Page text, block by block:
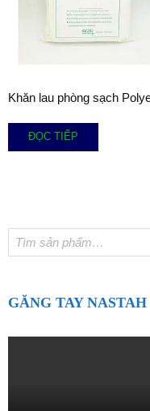
Khăn lau phòng sạch
ĐỌC TIẾP
Tìm
kiếm:
GĂNG TAY NASTAH